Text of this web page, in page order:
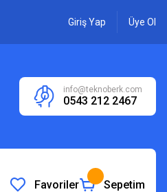
Giriş Yap Üye Ol
info@teknoberk.com
0543 212 2467
Favoriler Sepetim